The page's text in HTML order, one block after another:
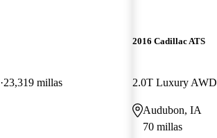
23,319 millas
2016 Cadillac ATS
2.0T Luxury AWD
Audubon, IA
70 millas